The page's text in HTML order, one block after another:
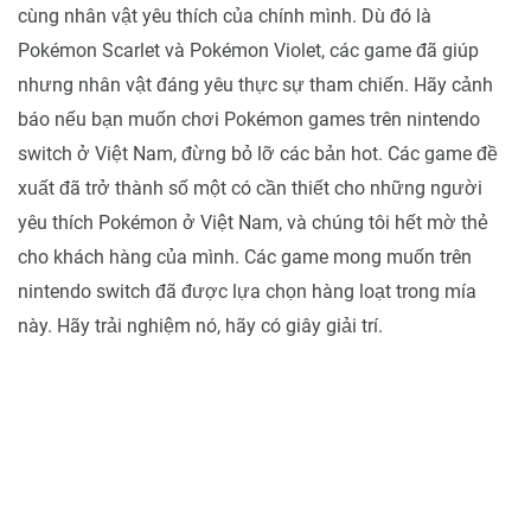
cùng nhân vật yêu thích của chính mình. Dù đó là
Pokémon Scarlet và Pokémon Violet, các game đã giúp
nhưng nhân vật đáng yêu thực sự tham chiến. Hãy cảnh
báo nếu bạn muốn chơi Pokémon games trên nintendo
switch ở Việt Nam, đừng bỏ lỡ các bản hot. Các game đề
xuất đã trở thành số một có cần thiết cho những người
yêu thích Pokémon ở Việt Nam, và chúng tôi hết mờ thẻ
cho khách hàng của mình. Các game mong muốn trên
nintendo switch đã được lựa chọn hàng loạt trong mía
này. Hãy trải nghiệm nó, hãy có giây giải trí.